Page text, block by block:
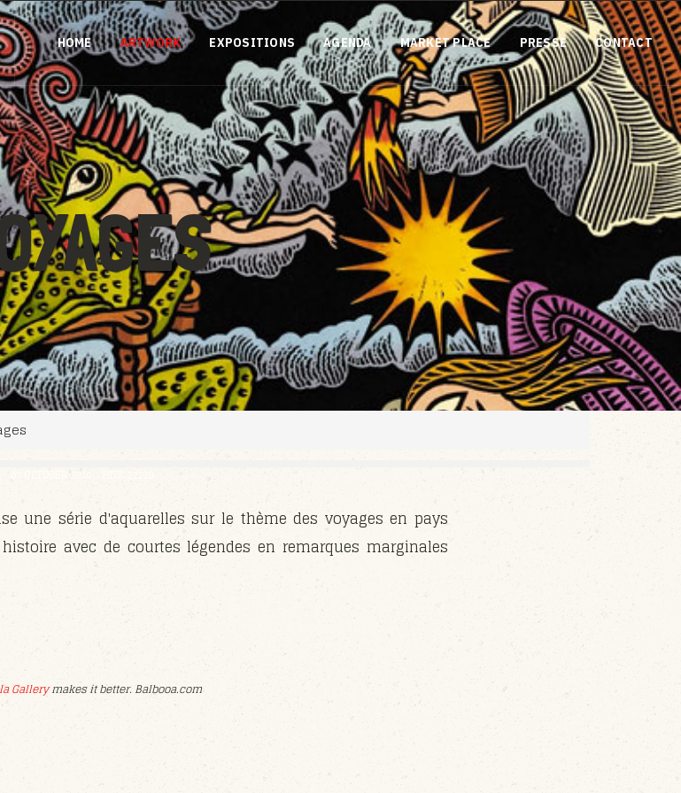
HOME ARTWORK EXPOSITIONS AGENDA MARKET PLACE PRESSE CONTACT
07 OCTOBER 2018
une série d'aquarelles sur le thème des voyages en pays
avec de courtes légendes en remarques marginales
Gallerymakes it better. Balbooa.com